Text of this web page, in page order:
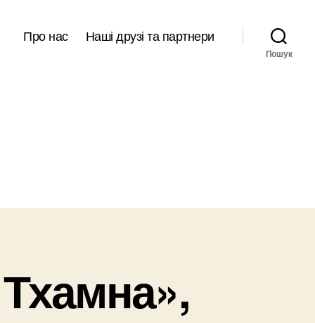
Про нас Наші друзі та партнери
Пошук